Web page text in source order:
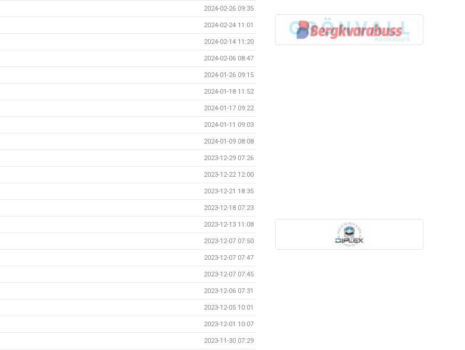
2024-02-26 09:35
2024-02-24 11:01
2024-02-14 11:20
2024-02-06 08:47
2024-01-26 09:15
2024-01-18 11:52
2024-01-17 09:22
2024-01-11 09:03
2024-01-09 08:08
2023-12-29 07:26
2023-12-22 12:00
2023-12-21 18:35
2023-12-18 07:23
2023-12-13 11:08
2023-12-07 07:50
2023-12-07 07:47
2023-12-07 07:45
2023-12-06 07:31
2023-12-05 10:01
2023-12-01 10:07
2023-11-30 07:29